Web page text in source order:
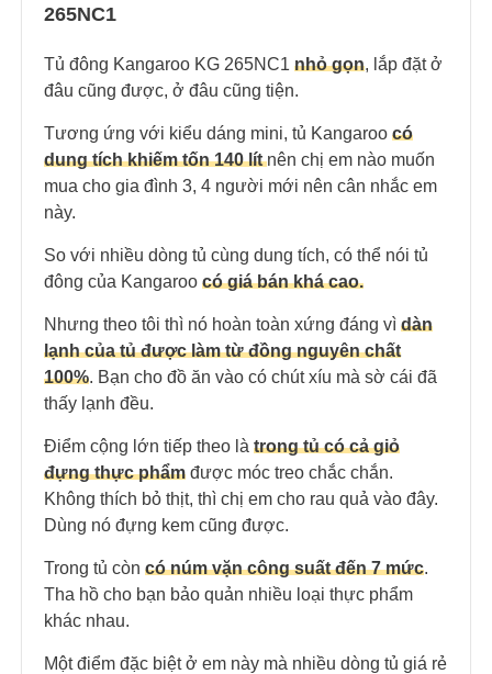
265NC1
Tủ đông Kangaroo KG 265NC1 nhỏ gọn, lắp đặt ở
đâu cũng được, ở đâu cũng tiện.
Tương ứng với kiểu dáng mini, tủ Kangaroo có
dung tích khiếm tốn 140 lítnên chị em nào muốn
mua cho gia đình 3, 4 người mới nên cân nhắc em
này.
So với nhiều dòng tủ cùng dung tích, có thể nói tủ
đông của Kangaroo có giá bán khá cao.
Nhưng theo tôi thì nó hoàn toàn xứng đáng vì dàn
lạnh của tủ được làm từ đồng nguyên chất
100%. Bạn cho đồ ăn vào có chút xíu mà sờ cái đã
thấy lạnh đều.
Điểm cộng lớn tiếp theo là trong tủ có cả giỏ
đựng thực phẩm được móc treo chắc chắn.
Không thích bỏ thịt, thì chị em cho rau quả vào đây.
Dùng nó đựng kem cũng được.
Trong tủ còn có núm vặn công suất đến 7 mức.
Tha hồ cho bạn bảo quản nhiều loại thực phẩm
khác nhau.
Một điểm đặc biệt ở em này mà nhiều dòng tủ giá rẻ